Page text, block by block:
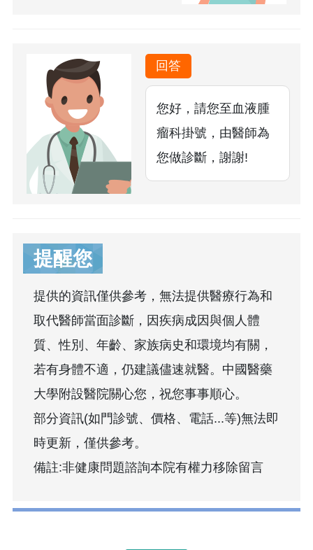
回答
您好，請您至血液腫
瘤科掛號，由醫師為
您做診斷，謝謝!
提醒您
提供的資訊僅供參考，無法提供醫療行為和
取代醫師當面診斷，因疾病成因與個人體
質、性別、年齡、家族病史和環境均有關，
若有身體不適，仍建議儘速就醫。中國醫藥
大學附設醫院關心您，祝您事事順心。
部分資訊(如門診號、價格、電話...等)無法即
時更新，僅供參考。
備註:非健康問題諮詢本院有權力移除留言